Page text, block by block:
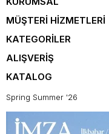
MÜŞTERİ HİZMETLERİ
KATEGORİLER
ALIŞVERİŞ
KATALOG
Spring Summer '26